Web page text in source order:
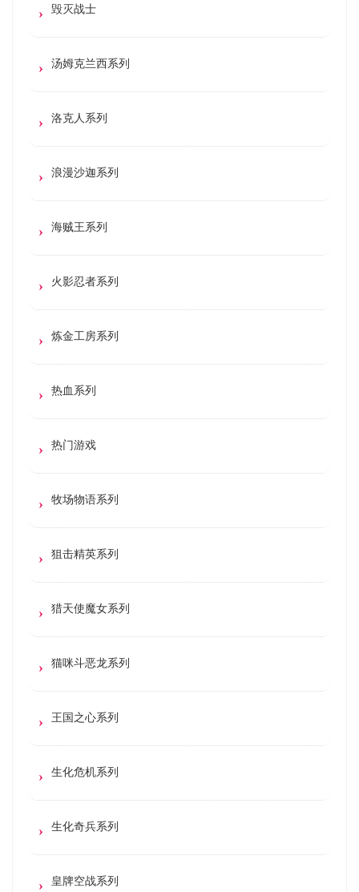
毁灭战士
汤姆克兰西系列
洛克人系列
浪漫沙迦系列
海贼王系列
火影忍者系列
炼金工房系列
热血系列
热门游戏
牧场物语系列
狙击精英系列
猎天使魔女系列
猫咪斗恶龙系列
王国之心系列
生化危机系列
生化奇兵系列
皇牌空战系列